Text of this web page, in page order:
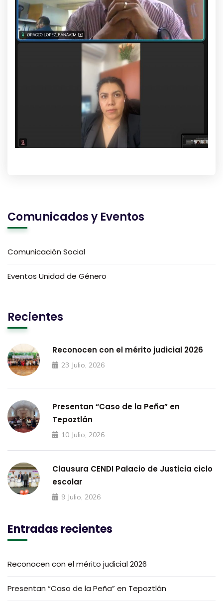
Comunicados y Eventos
Comunicación Social
Eventos Unidad de Género
Recientes
Reconocen con el mérito judicial 2026
23 Julio, 2026
Presentan “Caso de la Peña” en
Tepoztlán
10 Julio, 2026
Clausura CENDI Palacio de Justicia ciclo
escolar
9 Julio, 2026
Entradas recientes
Reconocen con el mérito judicial 2026
Presentan “Caso de la Peña” en Tepoztlán